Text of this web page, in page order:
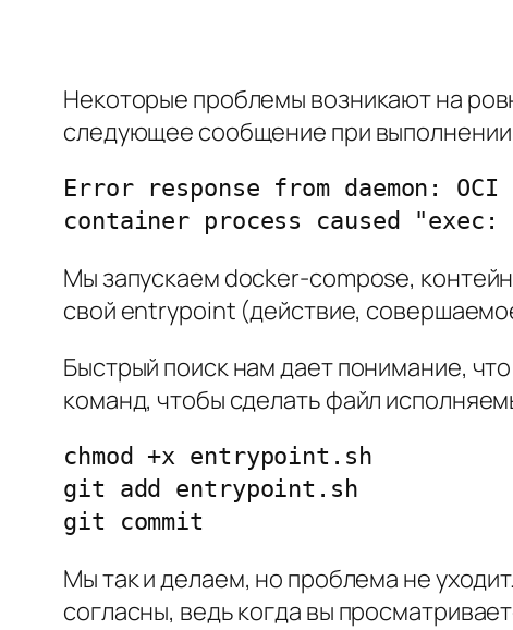
Некоторые проблемы возникают на
следующее сообщение при
Error response from daemon:
container process caused
Мы запускаем docker-compose,
свой entrypoint (действие,
Быстрый поиск нам дает понимание,
команд, чтобы сделать файл
chmod +x entrypoint.sh
git add entrypoint.sh
git commit
Мы так и делаем, но проблема не
согласны, ведь когда вы